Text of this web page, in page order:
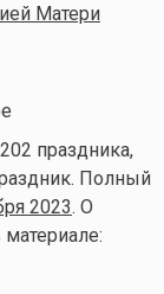
Матери
праздника,
Полный
2023. О